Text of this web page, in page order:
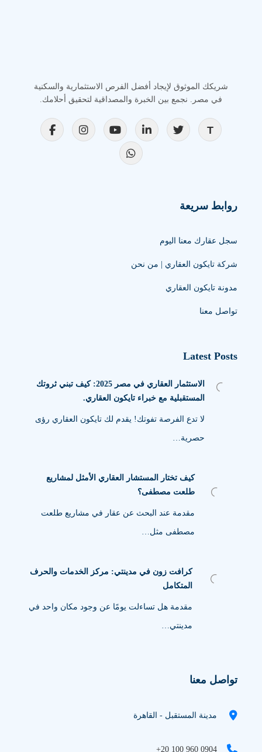
شريكك الموثوق لإيجاد أفضل الفرص الاستثمارية والسكنية
في مصر. نجمع بين الخبرة والمصداقية لتحقيق أحلامك.
روابط سريعة
سجل عقارك معنا اليوم
شركة تايكون العقاري | من نحن
مدونة تايكون العقاري
تواصل معنا
Latest Posts
الاستثمار العقاري في مصر 2025: كيف تبني ثروتك
المستقبلية مع خبراء تايكون العقاري.
لا تدع الفرصة تفوتك! يقدم لك تايكون العقاري رؤى
حصرية…
كيف تختار المستشار العقاري الأمثل لمشاريع
طلعت مصطفى؟
مقدمة عند البحث عن عقار في مشاريع طلعت
مصطفى مثل…
كرافت زون في مدينتي: مركز الخدمات والحرف
المتكامل
مقدمة هل تساءلت يومًا عن وجود مكان واحد في
مدينتي…
تواصل معنا
مدينة المستقبل - القاهرة
+20 100 960 0904